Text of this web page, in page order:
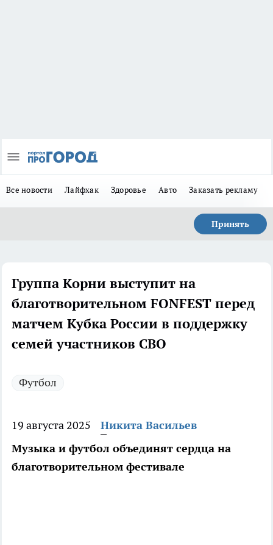
Все новости Лайфхак Здоровье Авто Заказать рекламу
Принять
Группа Корни выступит на
благотворительном FONFEST перед
матчем Кубка России в поддержку
семей участников СВО
Футбол
19 августа 2025
Никита Васильев
Музыка и футбол объединят сердца на
благотворительном фестивале